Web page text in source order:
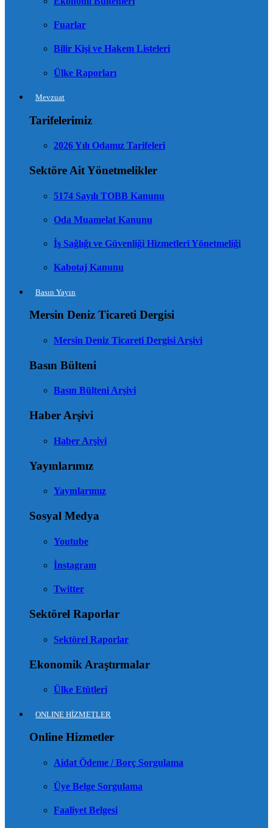
Fuarlar
Bilir Kişi ve Hakem Listeleri
Ülke Raporları
Mevzuat
Tarifelerimiz
2026 Yılı Odamız Tarifeleri
Sektöre Ait Yönetmelikler
5174 Sayılı TOBB Kanunu
Oda Muamelat Kanunu
İş Sağlığı ve Güvenliği Hizmetleri Yönetmeliği
Kabotaj Kanunu
Basın Yayın
Mersin Deniz Ticareti Dergisi
Mersin Deniz Ticareti Dergisi Arşivi
Basın Bülteni
Basın Bülteni Arşivi
Haber Arşivi
Haber Arşivi
Yayınlarımız
Yayınlarımız
Sosyal Medya
Youtube
İnstagram
Twitter
Sektörel Raporlar
Sektörel Raporlar
Ekonomik Araştırmalar
Ülke Etütleri
ONLINE HİZMETLER
Online Hizmetler
Aidat Ödeme / Borç Sorgulama
Üye Belge Sorgulama
Faaliyet Belgesi